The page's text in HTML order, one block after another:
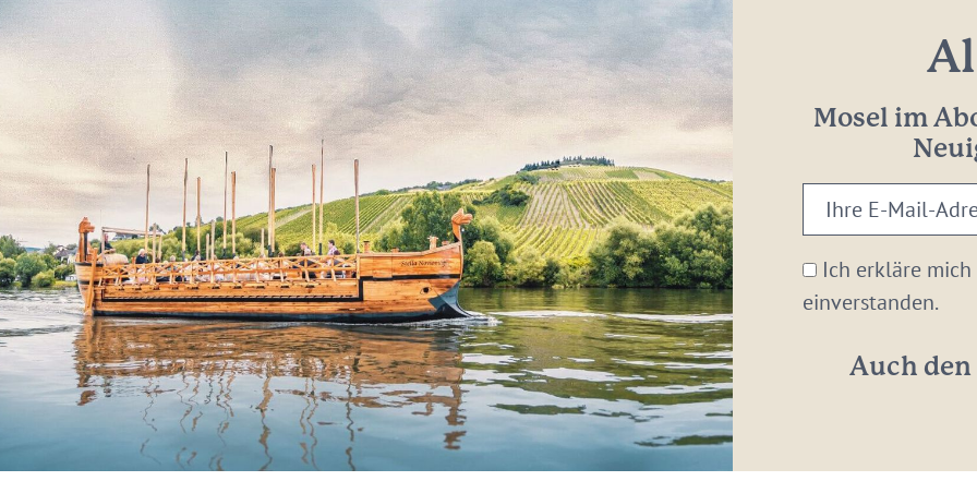
Mosel im
Ihre
E-
Mail-
Adresse:
Ich erkläre
einverstanden.
Auch den